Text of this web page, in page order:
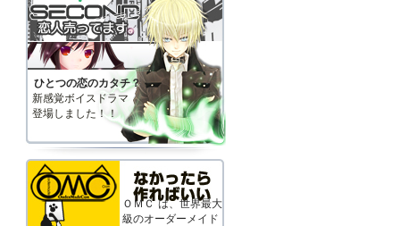
ひとつの恋のカタチ？
新感覚ボイスドラマ
登場しました！！
ＯＭＣ は、世界最大
級のオーダーメイド